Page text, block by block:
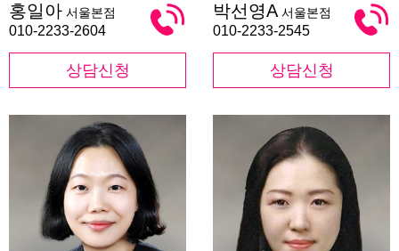
일
아
홍일아 서울본점
010-2233-2604
상담신청
선
영
박선영A 서울본점
010-2233-2545
상담신청